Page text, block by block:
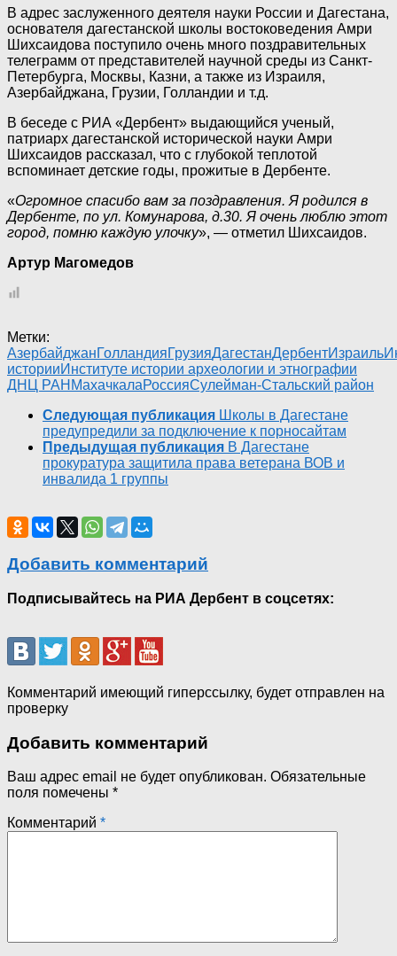
В адрес заслуженного деятеля науки России и Дагестана,
основателя дагестанской школы востоковедения Амри
Шихсаидова поступило очень много поздравительных
телеграмм от представителей научной среды из Санкт-
Петербурга, Москвы, Казни, а также из Израиля,
Азербайджана, Грузии, Голландии и т.д.
В беседе с РИА «Дербент» выдающийся ученый,
патриарх дагестанской исторической науки Амри
Шихсаидов рассказал, что с глубокой теплотой
вспоминает детские годы, прожитые в Дербенте.
«Огромное спасибо вам за поздравления. Я родился в
Дербенте, по ул. Комунарова, д.30. Я очень люблю этот
город, помню каждую улочку», — отметил Шихсаидов.
Артур Магомедов
Метки:
АзербайджанГолландияГрузияДагестанДербентИзраиль
историиИнституте истории археологии и этнографии
ДНЦ РАН МахачкалаРоссияСулейман-Стальский район
Следующая публикация Школы в Дагестане
предупредили за подключение к порносайтам
Предыдущая публикация В Дагестане
прокуратура защитила права ветерана ВОВ и
инвалида 1 группы
Добавить комментарий
Подписывайтесь на РИА Дербент в соцсетях:
Комментарий имеющий гиперссылку, будет отправлен на
проверку
Добавить комментарий
Ваш адрес email не будет опубликован. Обязательные
поля помечены *
Комментарий *